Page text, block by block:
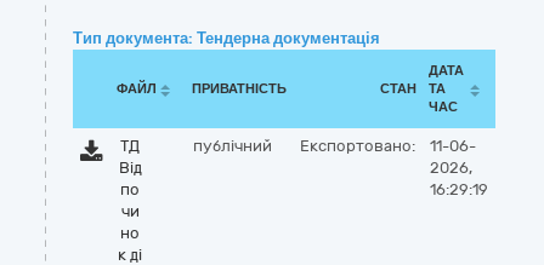
Тип документа: Тендерна документація
ФАЙЛ ПРИВАТНІСТЬ СТАН
ДАТА
ТА
ЧАС
ТД
Від
по
чи
но
к ді
публічний Експортовано:
11-06-
2026,
16:29:19